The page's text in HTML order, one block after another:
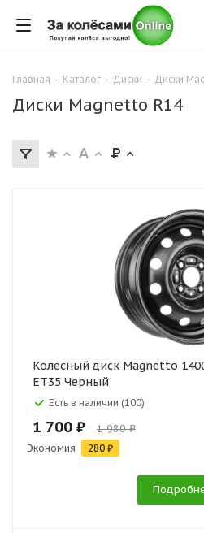
Главная - Каталог - Диски - Диски
Диски Magnetto R14
Колесный диск Magnetto
ET35 Черный
Есть в наличии (100)
1 700 ₽ 1 980 ₽
Экономия 280 ₽